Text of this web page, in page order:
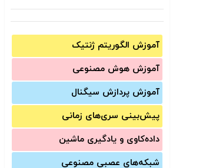
آموزش الگوریتم ژنتیک
آموزش‌ هوش مصنوعی
آموزش‌ پردازش سیگنال
پیش‌‌بینی سری‌‌های زمانی
داده‌کاوی و یادگیری ماشین
شبکه‌های عصبی مصنوعی